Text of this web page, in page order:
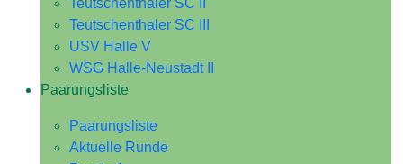
Teutschenthaler SC II
Teutschenthaler SC III
USV Halle V
WSG Halle-Neustadt II
Paarungsliste
Paarungsliste
Aktuelle Runde